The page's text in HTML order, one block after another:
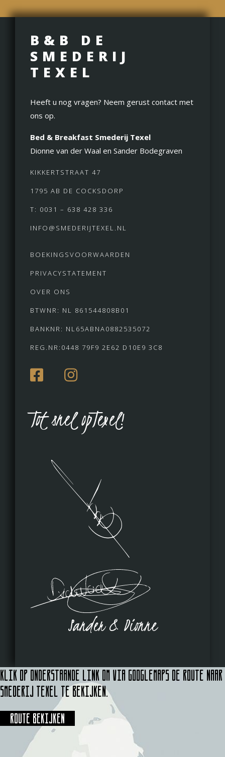
B&B DE
SMEDERIJ
TEXEL
Heeft u nog vragen? Neem gerust contact met
ons op.
Bed & Breakfast Smederij Texel
Dionne van der Waal en Sander Bodegraven
KIKKERTSTRAAT 47
1795 AB DE COCKSDORP
T: 0031 – 638 428 336
INFO@SMEDERIJTEXEL.NL
BOEKINGSVOORWAARDEN
PRIVACYSTATEMENT
OVER ONS
BTWNR: NL 861544808B01
BANKNR: NL65ABNA0882535072
REG.NR:0448 79F9 2E62 D10E9 3C8
Tot snel opTexel!
Sander & Dionne
Klik op onderstaande link om via Googlemaps de route naar
Smederij Texel te bekijken.
Route bekijken